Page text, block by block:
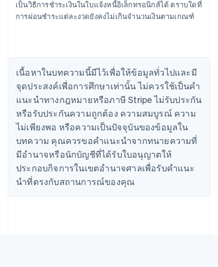
เป็นวิธีการชําระเงินในใบแจ้งหนี้อิเล็กทรอนิกส์ได้ ตราบใดที่
การผ่อนชําระแต่ละงวดยังคงไม่เกินจํานวนเงินตามเกณฑ์
เนื้อหาในบทความนี้มีไว้เพื่อให้ข้อมูลทั่วไปและมี
จุดประสงค์เพื่อการศึกษาเท่านั้น ไม่ควรใช้เป็นคํา
แนะนําทางกฎหมายหรือภาษี Stripe ไม่รับประกัน
หรือรับประกันความถูกต้อง ความสมบูรณ์ ความ
ไม่เพียงพอ หรือความเป็นปัจจุบันของข้อมูลใน
บทความ คุณควรขอคําแนะนําจากทนายความที่
มีอํานาจหรือนักบัญชีที่ได้รับใบอนุญาตให้
ประกอบกิจการในเขตอํานาจศาลเพื่อรับคําแนะ
นําที่ตรงกับสถานการณ์ของคุณ
เขตบริหารพิเศษฮ่องกง ประเทศจีน
English简体中文
简体中文English
ไซปรัส
English
ญี่ปุ่น
日本語 English
เดนมาร์ก
English
ไทย
English
นอร์เวย์
English
นิวซีแลนด์
เนเธอร์แลนด์